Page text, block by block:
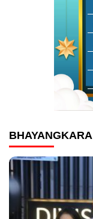
BHAYANGKARA